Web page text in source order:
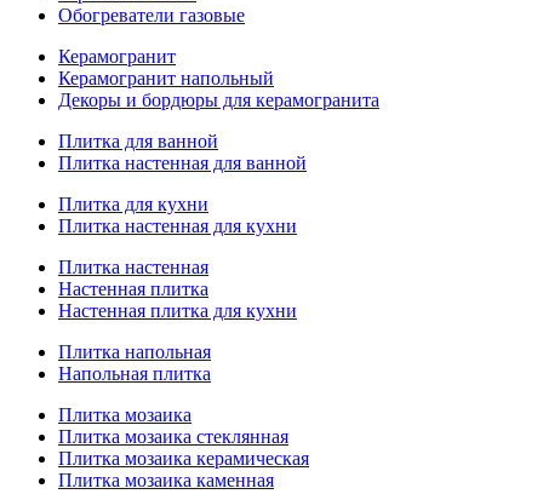
Обогреватели газовые
Керамогранит
Керамогранит напольный
Декоры и бордюры для керамогранита
Плитка для ванной
Плитка настенная для ванной
Плитка для кухни
Плитка настенная для кухни
Плитка настенная
Настенная плитка
Настенная плитка для кухни
Плитка напольная
Напольная плитка
Плитка мозаика
Плитка мозаика стеклянная
Плитка мозаика керамическая
Плитка мозаика каменная